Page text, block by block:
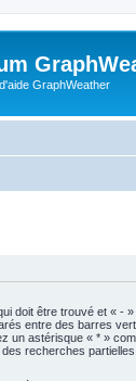
GraphWeather
doit être trouvé et « -
entre des barres
un astérisque « * »
recherches partielles.